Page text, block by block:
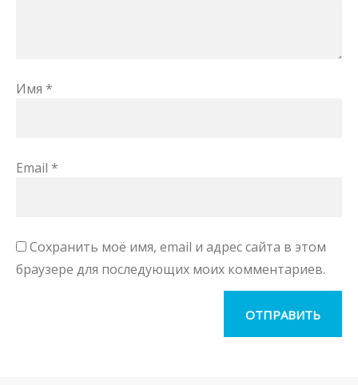
Имя *
Email *
Сохранить моё имя, email и адрес сайта в этом
браузере для последующих моих комментариев.